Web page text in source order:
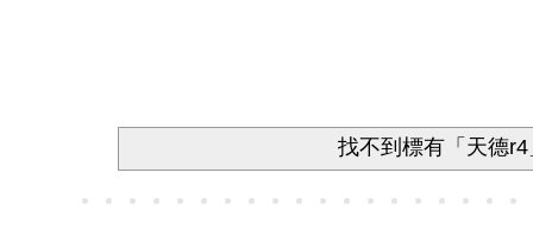
找不到標有「天德r4